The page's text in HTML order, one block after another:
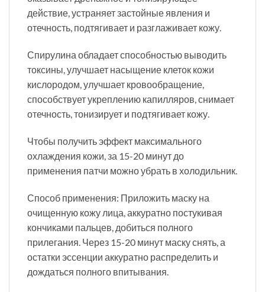
действие, устраняет застойные явления и
отечность, подтягивает и разглаживает кожу.
Спирулина обладает способностью выводить
токсины, улучшает насыщение клеток кожи
кислородом, улучшает кровообращение,
способствует укреплению капилляров, снимает
отечность, тонизирует и подтягивает кожу.
Чтобы получить эффект максимального
охлаждения кожи, за 15-20 минут до
применения патчи можно убрать в холодильник.
Способ применения: Приложить маску на
очищенную кожу лица, аккуратно постукивая
кончиками пальцев, добиться полного
прилегания. Через 15-20 минут маску снять, а
остатки эссенции аккуратно распределить и
дождаться полного впитывания.